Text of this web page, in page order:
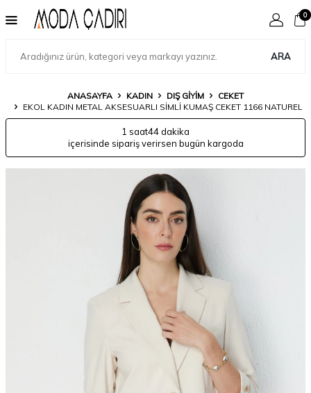
ARA
0
ANASAYFA KADIN DIŞ GIYIM
CEKET
EKOL KADIN METAL AKSESUARLI SIMLI KUMAŞ CEKET 1166 NATUREL
1 saat44 dakika
içerisinde sipariş verirsen bugün kargoda